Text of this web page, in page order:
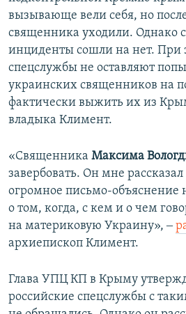
вызывающе вели себя, но
священника уходили. Однако
инциденты сошли на нет. При
спецслужбы не оставляют
украинских священников на
фактически выжить их из
владыка Климент.
«Священника Максима
завербовать. Он мне
огромное письмо-объяснение
о том, когда, с кем и о чем
на материковую Украину», ‒
архиепископ Климент.
Глава УПЦ КП в Крыму
российские спецслужбы с